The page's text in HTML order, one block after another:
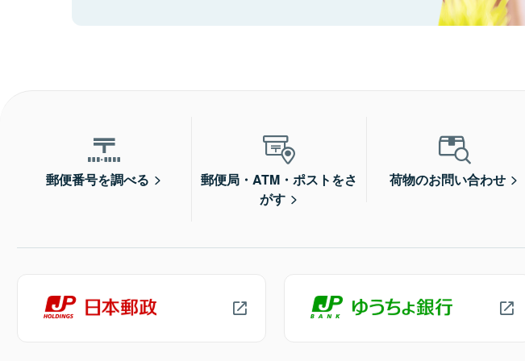
郵便番号を調べる
郵便局・ATM・ポストをさ
がす
荷物のお問い合わせ